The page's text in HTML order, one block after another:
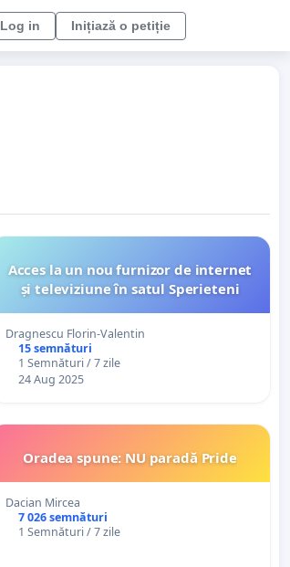
Log in Inițiază o petiție
Acces la un nou furnizor de internet
și televiziune în satul Sperieteni
Dragnescu Florin-Valentin
15 semnături
1 Semnături / 7 zile
24 Aug 2025
Oradea spune: NU paradă Pride
Dacian Mircea
7 026 semnături
1 Semnături / 7 zile